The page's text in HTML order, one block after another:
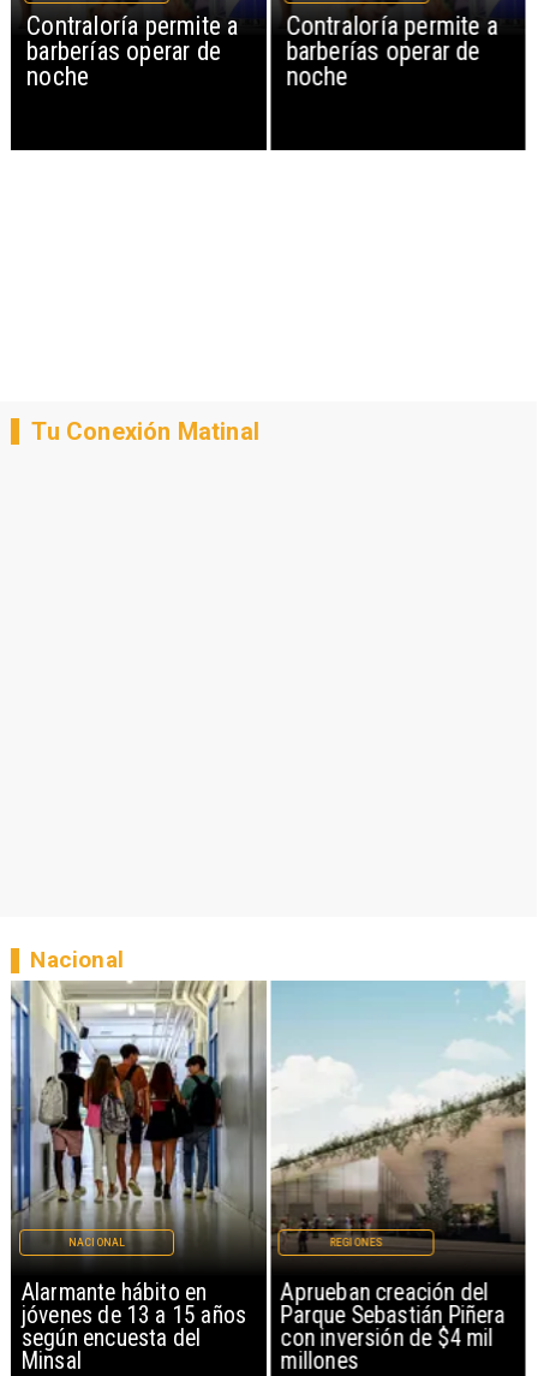
Contraloría permite a
barberías operar de
noche
Contraloría permite a
barberías operar de
noche
Tu Conexión Matinal
Alarmante hábito en
jóvenes de 13 a 15 años
según encuesta del
Minsal
NACIONAL
Aprueban creación del
Parque Sebastián Piñera
con inversión de $4 mil
millones
REGIONES
Nacional